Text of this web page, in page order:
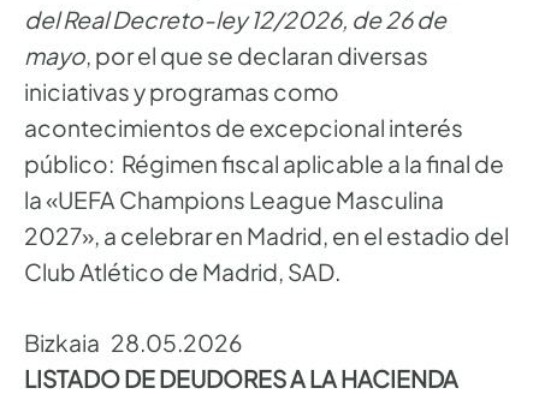
del Real Decreto-ley 12/2026, de 26 de
mayo, por el que se declaran diversas
iniciativas y programas como
acontecimientos de excepcional interés
público: Régimen fiscal aplicable a la final de
la «UEFA Champions League Masculina
2027», a celebrar en Madrid, en el estadio del
Club Atlético de Madrid, SAD.
Bizkaia 28.05.2026
LISTADO DE DEUDORES A LA HACIENDA